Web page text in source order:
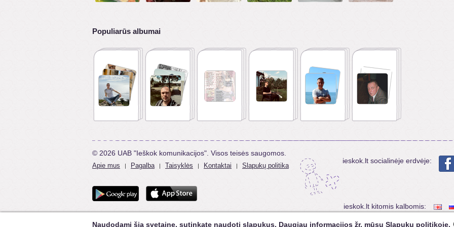
Populiarūs albumai
© 2026 UAB "Ieškok komunikacijos". Visos teisės saugomos.
Apie mus | Pagalba | Taisyklės | Kontaktai | Slapukų politika
ieskok.lt socialinėje erdvėje:
ieskok.lt kitomis kalbomis:
Naudodami šią svetainę, sutinkate naudoti slapukus. Daugiau informacijos žr. mūsų Slapukų politikoje.